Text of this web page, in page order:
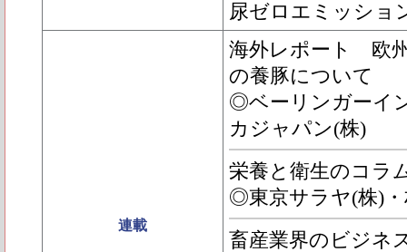
尿ゼロエミッショ
連載
海外レポート 欧
の養豚について
◎ベーリンガーイ
カジャパン(株)
栄養と衛生のコラ
◎東京サラヤ(株)
畜産業界のビジネ